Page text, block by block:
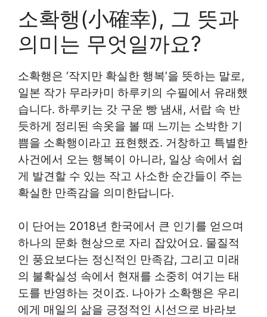
소확행(小確幸), 그 뜻과
의미는 무엇일까요?
소확행은 ‘작지만 확실한 행복’을 뜻하는 말로,
일본 작가 무라카미 하루키의 수필에서 유래했
습니다. 하루키는 갓 구운 빵 냄새, 서랍 속 반
듯하게 정리된 속옷을 볼 때 느끼는 소박한 기
쁨을 소확행이라고 표현했죠. 거창하고 특별한
사건에서 오는 행복이 아니라, 일상 속에서 쉽
게 발견할 수 있는 작고 사소한 순간들이 주는
확실한 만족감을 의미한답니다.
이 단어는 2018년 한국에서 큰 인기를 얻으며
하나의 문화 현상으로 자리 잡았어요. 물질적
인 풍요보다는 정신적인 만족감, 그리고 미래
의 불확실성 속에서 현재를 소중히 여기는 태
도를 반영하는 것이죠. 나아가 소확행은 우리
에게 매일의 삶을 긍정적인 시선으로 바라보